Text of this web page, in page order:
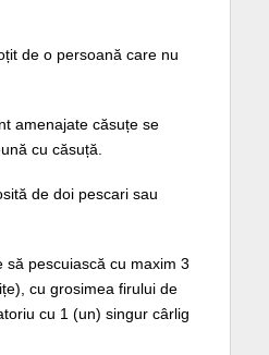
de o persoană care nu
amenajate căsuțe se
cu căsuță.
de doi pescari sau
să pescuiască cu maxim 3
cu grosimea firului de
cu 1 (un) singur cârlig